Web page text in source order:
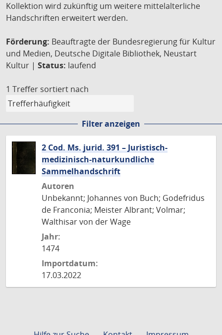
Kollektion wird zukünftig um weitere mittelalterliche
Handschriften erweitert werden.
Förderung: Beauftragte der Bundesregierung für Kultur
und Medien, Deutsche Digitale Bibliothek, Neustart
Kultur | Status: laufend
1 Treffer sortiert nach
Filter anzeigen
2 Cod. Ms. jurid. 391 – Juristisch-
medizinisch-naturkundliche
Sammelhandschrift
Autoren
Unbekannt; Johannes von Buch; Godefridus
de Franconia; Meister Albrant; Volmar;
Walthisar von der Wage
Jahr:
1474
Importdatum:
17.03.2022